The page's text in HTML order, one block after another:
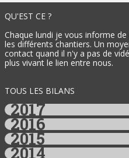
QU'EST CE ?
Chaque lundi je vous informe
les différents chantiers. Un
contact quand il n'y a pas de
plus vivant le lien entre nous.
TOUS LES BILANS
2017
2016
2015
2014